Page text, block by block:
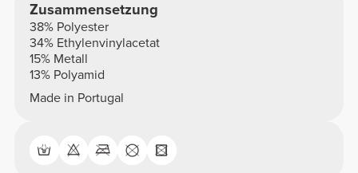
Zusammensetzung
38% Polyester
34% Ethylenvinylacetat
15% Metall
13% Polyamid
Made in Portugal